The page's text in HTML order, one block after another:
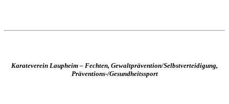
Karateverein Laupheim – Fechten, Gewaltprävention/Selbstverteidigung,
Präventions-/Gesundheitssport